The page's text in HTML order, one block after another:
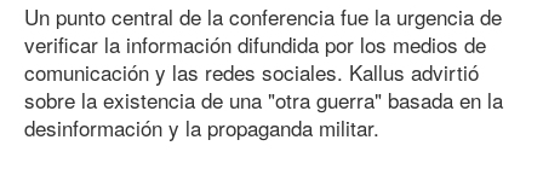
Un punto central de la conferencia fue la urgencia de
verificar la información difundida por los medios de
comunicación y las redes sociales. Kallus advirtió
sobre la existencia de una "otra guerra" basada en la
desinformación y la propaganda militar.